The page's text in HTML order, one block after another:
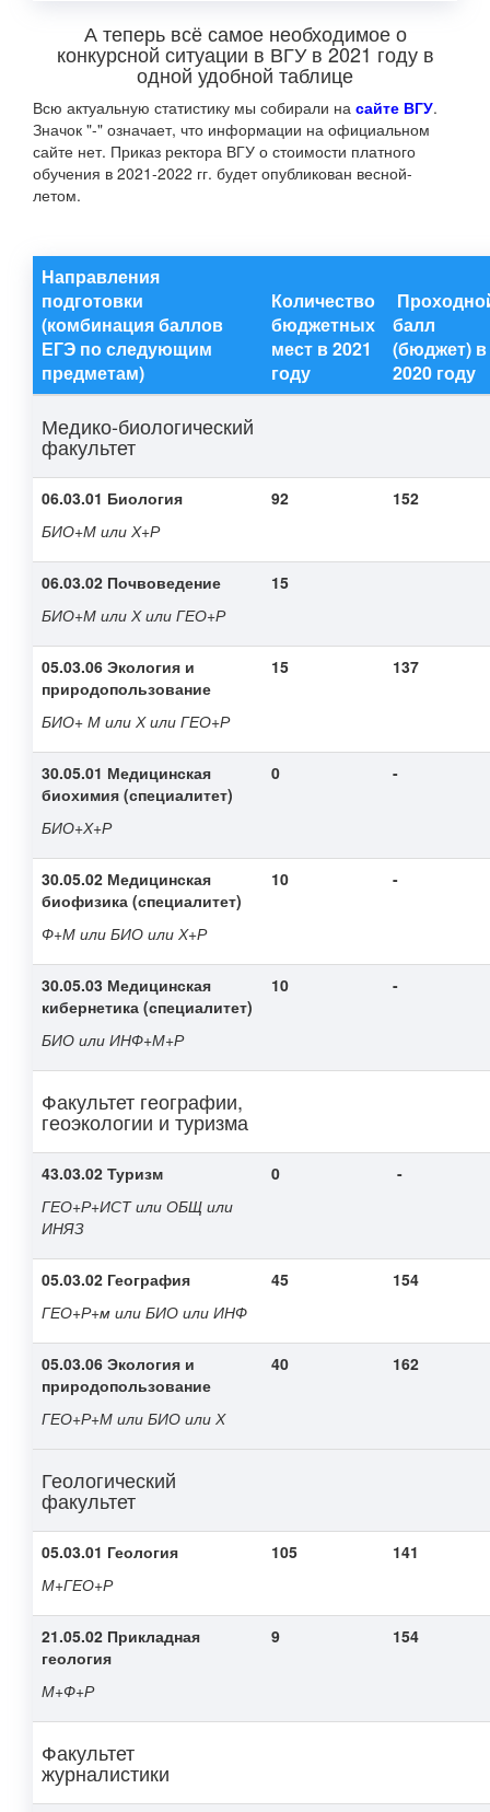
А теперь всё самое необходимое о
конкурсной ситуации в ВГУ в 2021 году в
одной удобной таблице
Всю актуальную статистику мы собирали на сайте ВГУ.
Значок "-" означает, что информации на официальном
сайте нет. Приказ ректора ВГУ о стоимости платного
обучения в 2021-2022 гг. будет опубликован весной-
летом.
Направления
подготовки
(комбинация баллов
ЕГЭ по следующим
предметам)
Количество
бюджетных
мест в 2021
году
балл
(бюджет) в
2020 году
Медико-биологический
факультет
06.03.01 Биология
БИО+М или Х+Р
92 152
06.03.02 Почвоведение
БИО+М или Х или ГЕО+Р
15
05.03.06 Экология и
природопользование
БИО+ М или Х или ГЕО+Р
15 137
30.05.01 Медицинская
биохимия (специалитет)
БИО+Х+Р
0 -
30.05.02 Медицинская
биофизика (специалитет)
Ф+М или БИО или Х+Р
10 -
30.05.03 Медицинская
кибернетика (специалитет)
БИО или ИНФ+М+Р
10 -
Факультет географии,
геоэкологии и туризма
43.03.02 Туризм
ГЕО+Р+ИСТ или ОБЩ или
ИНЯЗ
0 -
05.03.02 География
ГЕО+Р+м или БИО или ИНФ
45 154
05.03.06 Экология и
природопользование
ГЕО+Р+М или БИО или Х
40 162
Геологический
факультет
05.03.01 Геология
М+ГЕО+Р
105 141
21.05.02 Прикладная
геология
М+Ф+Р
9 154
Факультет
журналистики